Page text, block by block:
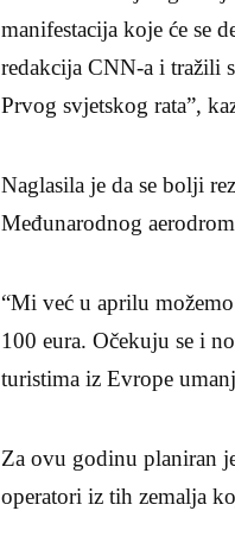
manifestacija koje će se
redakcija CNN-a i tražili
Prvog svjetskog rata”,
Naglasila je da se bolji
Međunarodnog
“Mi već u aprilu
100 eura. Očekuju se i
turistima iz Evrope
Za ovu godinu planiran
operatori iz tih zemalja